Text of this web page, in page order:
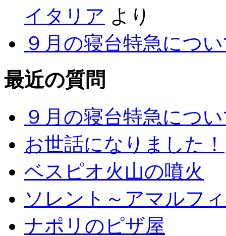
イタリア より
９月の寝台特急につ
最近の質問
９月の寝台特急につ
お世話になりました！
ベスピオ火山の噴火
ソレント～アマルフ
ナポリのピザ屋